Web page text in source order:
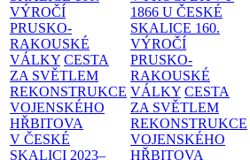
VÝROČÍ
PRUSKO-
RAKOUSKÉ
VÁLKY CESTA
ZA SVĚTLEM
REKONSTRUKCE
VOJENSKÉHO
HŘBITOVA
V ČESKÉ
SKALICI 2023–
1866 U ČESKÉ
SKALICE 160.
VÝROČÍ
PRUSKO-
RAKOUSKÉ
VÁLKY CESTA
ZA SVĚTLEM
REKONSTRUKCE
VOJENSKÉHO
HŘBITOVA